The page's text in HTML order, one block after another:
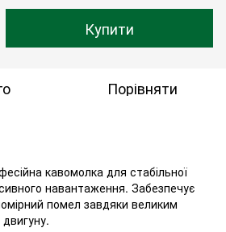
Купити
Порівняти
кавомолка для стабільної
навантаження. Забезпечує
помел завдяки великим